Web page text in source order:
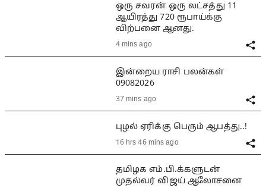
ஒரு சவரன் ஒரு லட்சத்து 11
ஆயிரத்து 720 ரூபாய்க்கு
விற்பனை ஆனது.
4 mins ago
இன்றைய ராசி பலன்கள்
09082026
37 mins ago
புழல் ஏரிக்கு பெரும் ஆபத்து..!
16 hrs 46 mins ago
தமிழக எம்.பி.க்களுடன்
முதல்வர் விஜய் ஆலோசனை